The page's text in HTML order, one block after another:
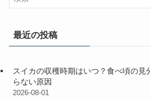
最近の投稿
スイカの収穫時期はいつ？食べ頃の見
らない原因
2026-08-01